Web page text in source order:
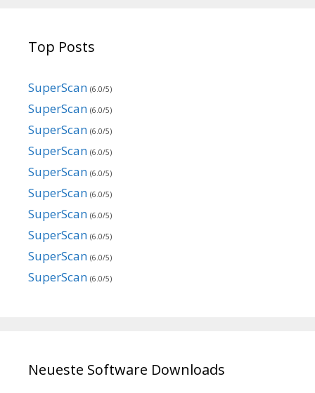
Top Posts
SuperScan (6.0/5)
SuperScan (6.0/5)
SuperScan (6.0/5)
SuperScan (6.0/5)
SuperScan (6.0/5)
SuperScan (6.0/5)
SuperScan (6.0/5)
SuperScan (6.0/5)
SuperScan (6.0/5)
SuperScan (6.0/5)
Neueste Software Downloads